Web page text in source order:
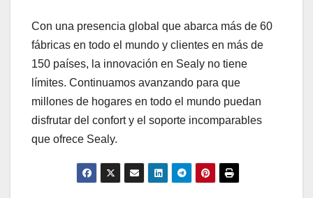
Con una presencia global que abarca más de 60
fábricas en todo el mundo y clientes en más de
150 países, la innovación en Sealy no tiene
límites. Continuamos avanzando para que
millones de hogares en todo el mundo puedan
disfrutar del confort y el soporte incomparables
que ofrece Sealy.